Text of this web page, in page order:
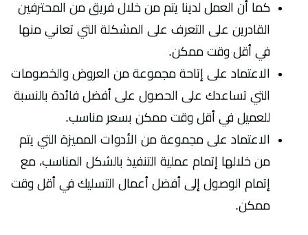
كما أن العمل لدينا يتم من خلال فريق من المحترفين
القادرين على التعرف على المشكلة التي تعاني منها
في أقل وقت ممكن.
الاعتماد على إتاحة مجموعة من العروض والخصومات
التي تساعدك على الحصول على أفضل فائدة بالنسبة
للعميل في أقل وقت ممكن بسعر مناسب.
الاعتماد على مجموعة من الأدوات المميزة التي يتم
من خلالها إتمام عملية التنفيذ بالشكل المناسب، مع
إتمام الوصول إلى أفضل أعمال التسليك في أقل وقت
ممكن.